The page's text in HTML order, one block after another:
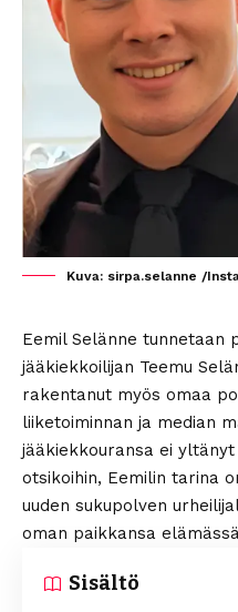
Kuva: sirpa.selanne /
Eemil Selänne tunnetaan
jääkiekkoilijan Teemu
rakentanut myös omaa
liiketoiminnan ja median
jääkiekkouransa ei
otsikoihin, Eemilin tarina
uuden sukupolven
oman paikkansa
Sisältö